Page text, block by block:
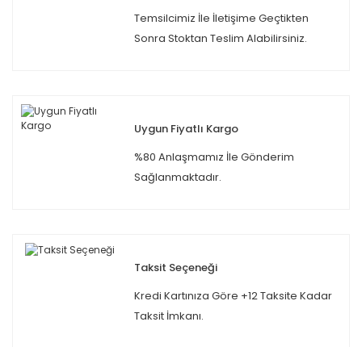
Temsilcimiz İle İletişime Geçtikten
Sonra Stoktan Teslim Alabilirsiniz.
Uygun Fiyatlı Kargo
%80 Anlaşmamız İle Gönderim
Sağlanmaktadır.
Taksit Seçeneği
Kredi Kartınıza Göre +12 Taksite Kadar
Taksit İmkanı.